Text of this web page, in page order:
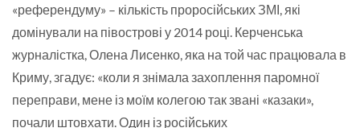
«референдуму» – кількість проросійських ЗМІ, які
домінували на півострові у 2014 році. Керченська
журналістка, Олена Лисенко, яка на той час працювала в
Криму, згадує: «коли я знімала захоплення паромної
переправи, мене із моїм колегою так звані «казаки»,
почали штовхати. Один із російських